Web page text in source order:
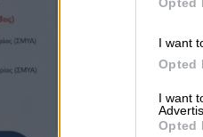
I want
Opted
I want
Opted